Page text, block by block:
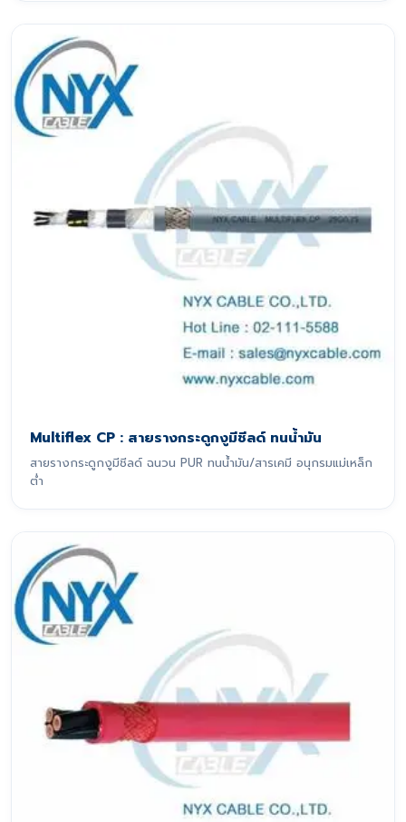
Multiflex CP : สายรางกระดูกงูมีชีลด์ ทนน้ำมัน
สายรางกระดูกงูมีชีลด์ ฉนวน PUR ทนน้ำมัน/สารเคมี อนุกรมแม่เหล็ก
ต่ำ